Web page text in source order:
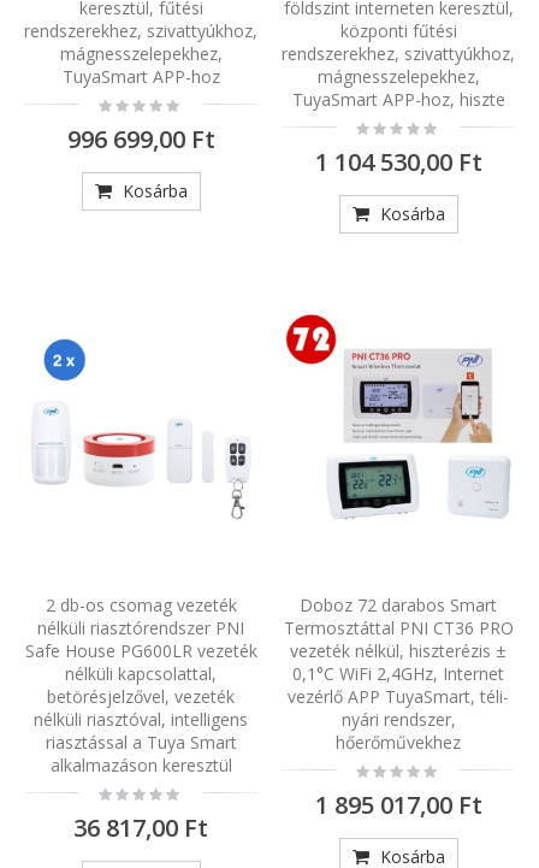
keresztül, fűtési
rendszerekhez, szivattyúkhoz,
mágnesszelepekhez,
TuyaSmart APP-hoz
Rating:
0%
996 699,00 Ft
Kosárba
földszint interneten keresztül,
központi fűtési
rendszerekhez, szivattyúkhoz,
mágnesszelepekhez,
TuyaSmart APP-hoz, hiszte
Rating:
0%
1 104 530,00 Ft
Kosárba
2 db-os csomag vezeték
nélküli riasztórendszer PNI
Safe House PG600LR vezeték
nélküli kapcsolattal,
betörésjelzővel, vezeték
nélküli riasztóval, intelligens
riasztással a Tuya Smart
alkalmazáson keresztül
Rating:
0%
36 817,00 Ft
Doboz 72 darabos Smart
Termosztáttal PNI CT36 PRO
vezeték nélkül, hiszterézis ±
0,1°C WiFi 2,4GHz, Internet
vezérlő APP TuyaSmart, téli-
nyári rendszer,
hőerőművekhez
Rating:
0%
1 895 017,00 Ft
Kosárba